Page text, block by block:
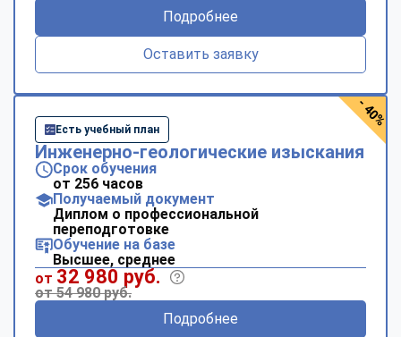
Подробнее
Оставить заявку
Есть учебный план
Инженерно-геологические изыскания
Срок обучения
от 256 часов
Получаемый документ
Диплом о профессиональной
переподготовке
Обучение на базе
Высшее, среднее
от 32 980 руб.
от 54 980 руб.
Подробнее
- 40%